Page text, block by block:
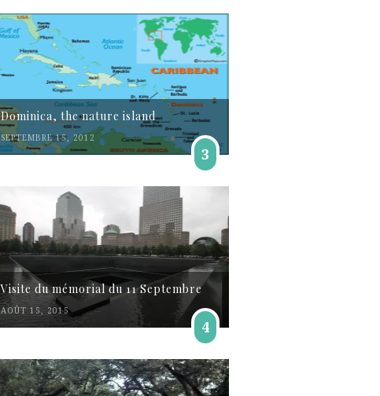
Dominica, the nature island
SEPTEMBRE 15, 2012
3
Visite du mémorial du 11 Septembre
AOÛT 15, 2015
4